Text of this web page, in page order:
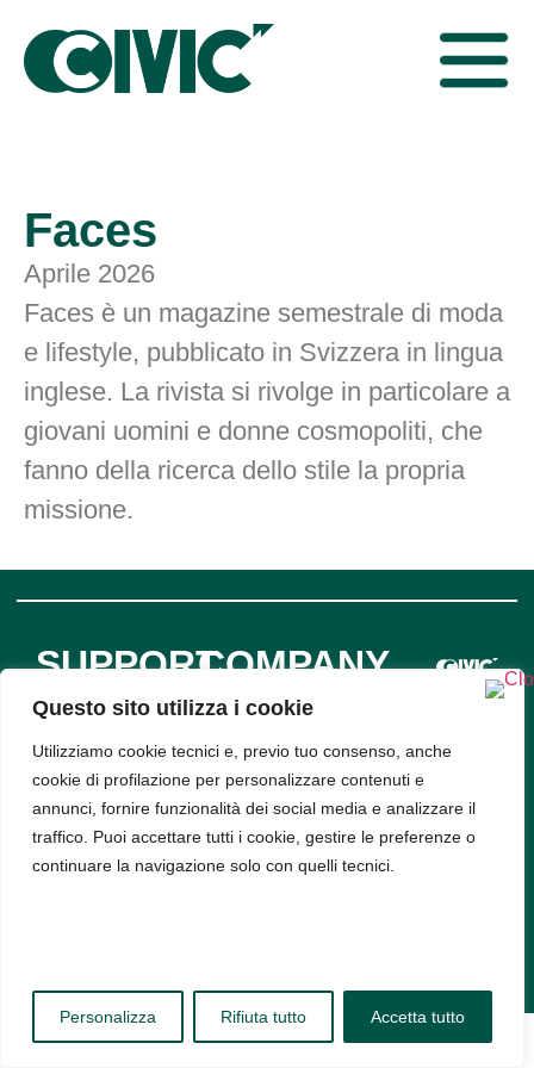
Questo sito utilizza i cookie
Utilizziamo cookie tecnici e, previo tuo consenso, anche
cookie di profilazione per personalizzare contenuti e
annunci, fornire funzionalità dei social media e analizzare il
traffico. Puoi accettare tutti i cookie, gestire le preferenze o
continuare la navigazione solo con quelli tecnici.
Personalizza Rifiuta tutto Accetta tutto
Faces
Aprile 2026
Faces è un magazine semestrale di moda
e lifestyle, pubblicato in Svizzera in lingua
inglese. La rivista si rivolge in particolare a
giovani uomini e donne cosmopoliti, che
fanno della ricerca dello stile la propria
missione.
SUPPORT
Privacy
Policy
Cookie
Policy
COMPANY
INFO
Arena 9,
20123,
Milano -
PIVA